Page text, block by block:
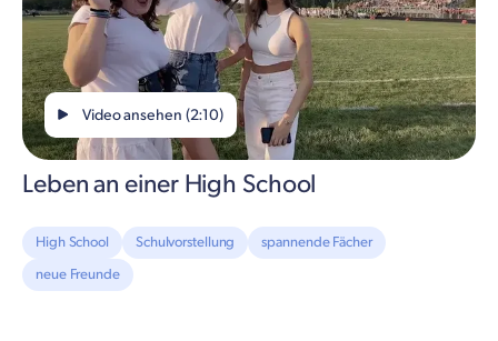
Video ansehen (2:10)
Leben an einer High School
High School Schulvorstellung
spannende Fächer
neue Freunde